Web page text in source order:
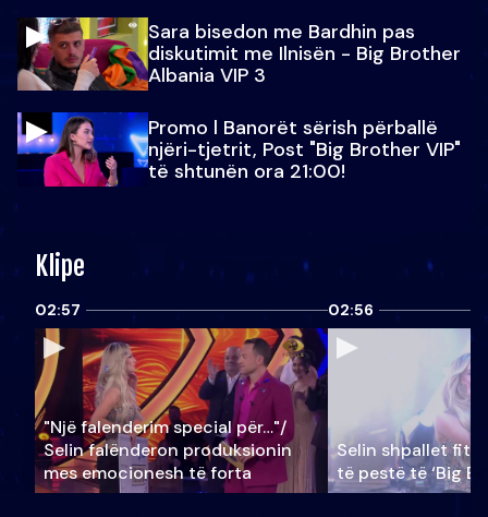
Sara bisedon me Bardhin pas
diskutimit me Ilnisën - Big Brother
Albania VIP 3
Promo l Banorët sërish përballë
njëri-tjetrit, Post "Big Brother VIP"
të shtunën ora 21:00!
Klipe
02:57
"Një falenderim special për…"/
Selin falënderon produksionin
mes emocionesh të forta
02:56
Selin shpallet
të pestë të ‘Big